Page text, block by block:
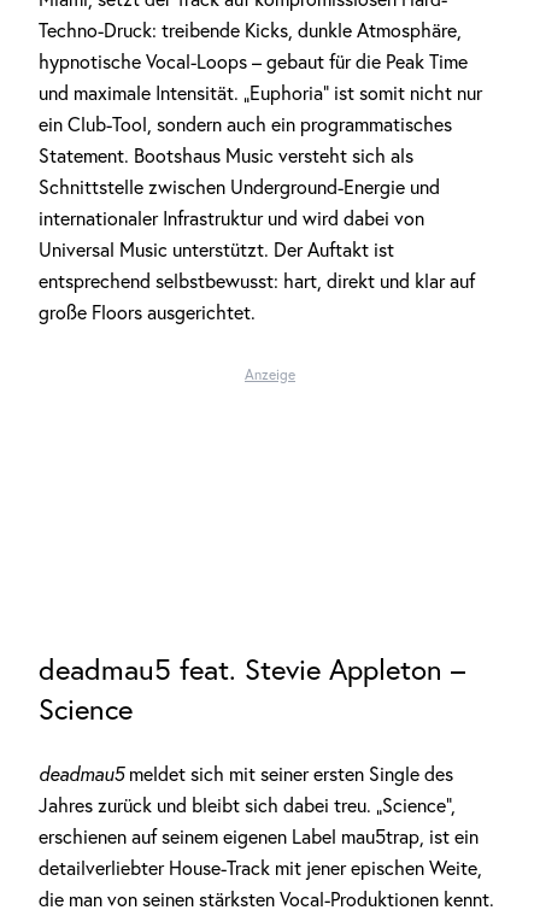
Techno-Druck: treibende Kicks, dunkle Atmosphäre,
hypnotische Vocal-Loops – gebaut für die Peak Time
und maximale Intensität. „Euphoria“ ist somit nicht nur
ein Club-Tool, sondern auch ein programmatisches
Statement. Bootshaus Music versteht sich als
Schnittstelle zwischen Underground-Energie und
internationaler Infrastruktur und wird dabei von
Universal Music unterstützt. Der Auftakt ist
entsprechend selbstbewusst: hart, direkt und klar auf
große Floors ausgerichtet.
Anzeige
deadmau5 feat. Stevie Appleton –
Science
deadmau5 meldet sich mit seiner ersten Single des
Jahres zurück und bleibt sich dabei treu. „Science“,
erschienen auf seinem eigenen Label mau5trap, ist ein
detailverliebter House-Track mit jener epischen Weite,
die man von seinen stärksten Vocal-Produktionen kennt.